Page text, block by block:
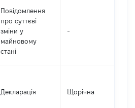
Повідомлення
про суттєві
зміни y
майновому
стані
-
Декларація Щорічна